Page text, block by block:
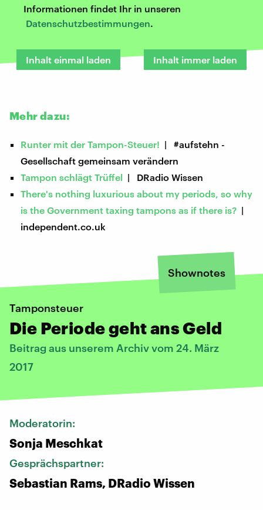
Informationen findet Ihr in unseren
Datenschutzbestimmungen.
Inhalt einmal laden Inhalt immer laden
Mehr dazu:
Runter mit der Tampon-Steuer! | #aufstehn -
Gesellschaft gemeinsam verändern
Tampon schlägt Trüffel | DRadio Wissen
There's nothing luxurious about my periods, so why
is the Government taxing tampons as if there is? |
independent.co.uk
Shownotes
Tamponsteuer
Die Periode geht ans Geld
Beitrag aus unserem Archiv vom 24. März
2017
Moderatorin:
Sonja Meschkat
Gesprächspartner:
Sebastian Rams, DRadio Wissen